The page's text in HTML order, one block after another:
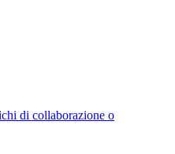
di collaborazione o